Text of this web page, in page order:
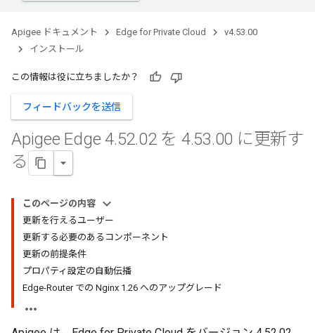
Apigee ドキュメント Edge for Private Cloud
v4.53.00
インストール
この情報は役に立ちましたか？
フィードバックを送信
Apigee Edge 4.52.02 を 4.53.00 に更新す
る
このページの内容
更新を行えるユーザー
更新する必要のあるコンポーネント
更新の前提条件
プロパティ設定の自動伝播
Edge-Router での Nginx 1.26 へのアップグレード